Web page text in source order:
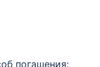
погашения: